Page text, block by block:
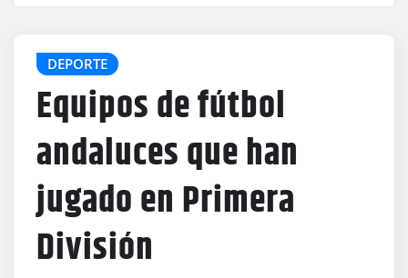
DEPORTE
Equipos de fútbol
andaluces que han
jugado en Primera
División